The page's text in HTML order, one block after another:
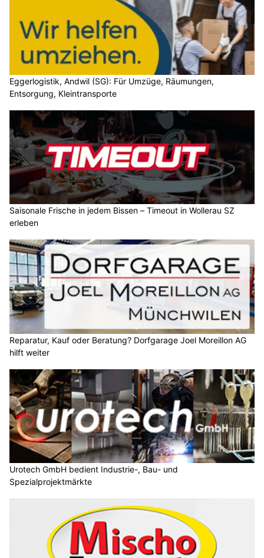
Eggerlogistik, Andwil (SG): Für Umzüge, Räumungen,
Entsorgung, Kleintransporte
Saisonale Frische in jedem Bissen – Timeout in Wollerau SZ
erleben
Reparatur, Kauf oder Beratung? Dorfgarage Joel Moreillon AG
hilft weiter
Urotech GmbH bedient Industrie-, Bau- und
Spezialprojektmärkte